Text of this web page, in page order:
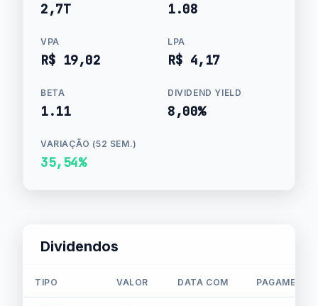
2,7T 1.08
VPA
R$ 19,02
LPA
R$ 4,17
BETA
1.11
DIVIDEND YIELD
8,00%
VARIAÇÃO (52 SEM.)
35,54%
Dividendos
TIPO VALOR DATA COM PAGAMENTO